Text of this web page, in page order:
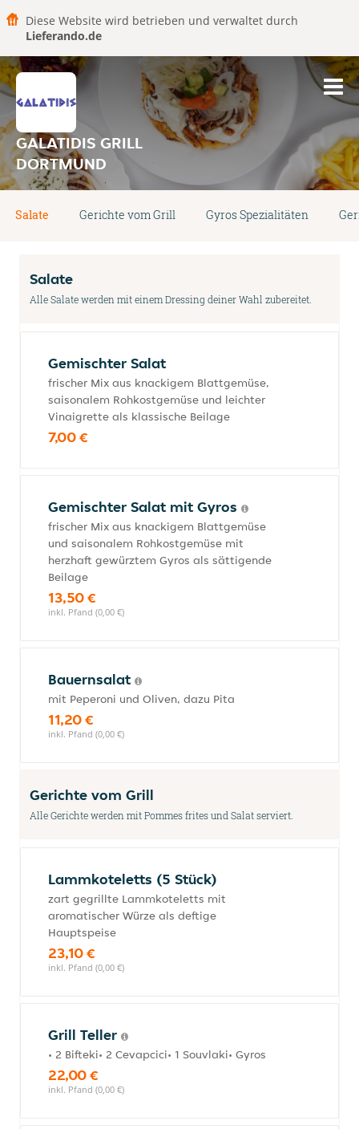
Diese Website wird betrieben und verwaltet durch
Lieferando.de
GALATIDIS GRILL
DORTMUND
Salate Gerichte vom Grill Gyros Spezialitäten
Salate
Alle Salate werden mit einem Dressing deiner Wahl zubereitet.
Gemischter Salat
frischer Mix aus knackigem Blattgemüse,
saisonalem Rohkostgemüse und leichter
Vinaigrette als klassische Beilage
7,00 €
Gemischter Salat mit Gyros
frischer Mix aus knackigem Blattgemüse
und saisonalem Rohkostgemüse mit
herzhaft gewürztem Gyros als sättigende
Beilage
13,50 €
inkl. Pfand (0,00 €)
Bauernsalat
mit Peperoni und Oliven, dazu Pita
11,20 €
inkl. Pfand (0,00 €)
Gerichte vom Grill
Alle Gerichte werden mit Pommes frites und Salat serviert.
Lammkoteletts (5 Stück)
zart gegrillte Lammkoteletts mit
aromatischer Würze als deftige
Hauptspeise
23,10 €
inkl. Pfand (0,00 €)
Grill Teller
• 2 Bifteki• 2 Cevapcici• 1 Souvlaki• Gyros
22,00 €
inkl. Pfand (0,00 €)